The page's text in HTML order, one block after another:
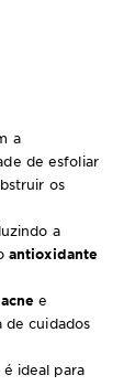
a
de esfoliar
os
a
antioxidante
e
de cuidados
é ideal para